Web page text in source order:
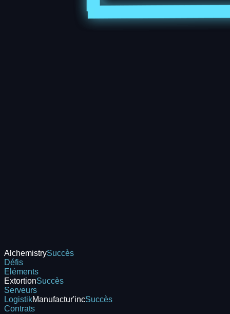
AlchemistrySuccès
Défis
Eléments
ExtortionSuccès
Serveurs
LogistikManufactur'incSuccès
Contrats